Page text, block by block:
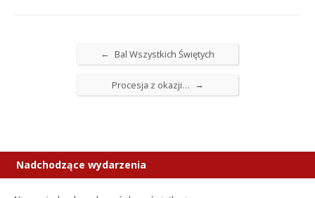
← Bal Wszystkich Świętych
Procesja z okazji… →
Nadchodzące wydarzenia